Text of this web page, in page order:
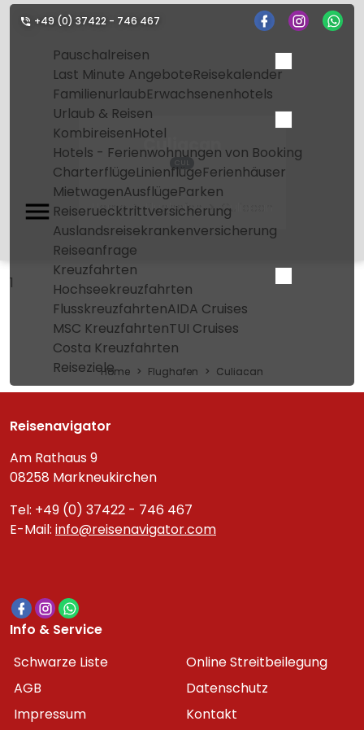
+49 (0) 37422 - 746 467
Pauschalreisen
Last Minute AngeboteReisekalender
FamilienurlaubErwachsenenhotels
Urlaub & Reisen
KombireisenHotel
Hotels - Ferienwohnungen von Booking
CharterflügeLinienflügeFerienhäuser
MietwagenAusflügeParken
Reiseruecktrittversicherung
Auslandsreisekrankenversicherung
Reiseanfrage
Kreuzfahrten
Hochseekreuzfahrten
FlusskreuzfahrtenAIDA Cruises
MSC KreuzfahrtenTUI Cruises
Costa Kreuzfahrten
Reiseziele
Culiacan
CUL
Home Flughafen Culiacan
1
Home Flughafen Culiacan
Reisenavigator
Am Rathaus 9
08258 Markneukirchen
Tel: +49 (0) 37422 - 746 467
E-Mail: info@reisenavigator.com
Info & Service
Schwarze Liste
Online Streitbeilegung
AGB
Datenschutz
Impressum
Kontakt